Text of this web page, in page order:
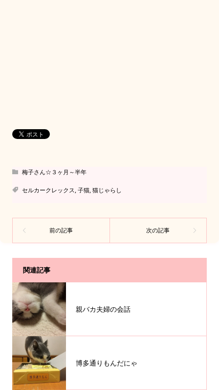
梅子さん☆３ヶ月～半年
セルカークレックス,子猫,猫じゃらし
関連記事
親バカ夫婦の会話
博多通りもんだにゃ